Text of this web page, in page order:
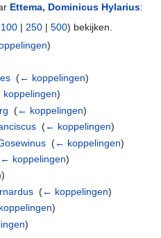
Ettema, Dominicus Hylarius:
100 | 250 | 500) bekijken.
)
‎(← koppelingen)
)
‎(← koppelingen)
‎(← koppelingen)
‎(← koppelingen)
← koppelingen)
)
‎(← koppelingen)
)
)